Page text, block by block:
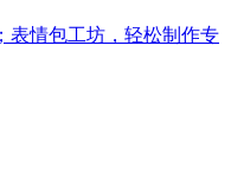
表情包工坊，轻松制作专